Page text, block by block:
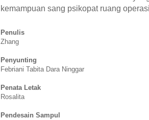
kemampuan sang psikopat ruang
Penulis
Zhang
Penyunting
Febriani Tabita Dara Ninggar
Penata Letak
Rosalita
Pendesain Sampul